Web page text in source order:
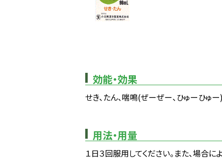
効能・効果
せき、たん、喘鳴(ぜーぜー、ひゅーひゅ
用法・用量
１日３回服用してください。また、場合